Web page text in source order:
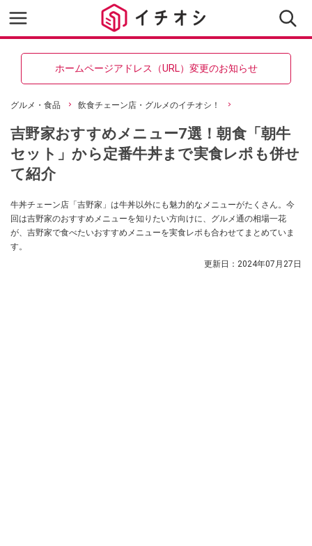
ホームページアドレス（URL）変更のお知らせ
グルメ・食品 飲食チェーン店・グルメのイチオシ！
吉野家おすすめメニュー7選！朝食「朝牛
セット」から定番牛丼まで実食レポも併せ
て紹介
牛丼チェーン店「吉野家」は牛丼以外にも魅力的なメニューがたくさん。今
回は吉野家のおすすめメニューを知りたい方向けに、グルメ通の相場一花
が、吉野家で食べたいおすすめメニューを実食レポも合わせてまとめていま
す。
更新日： 2024年07月27日